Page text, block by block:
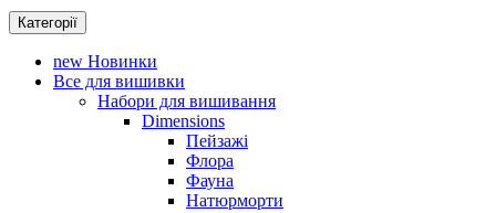
Категорії
new Новинки
Все для вишивки
Набори для вишивання
Dimensions
Пейзажі
Флора
Фауна
Натюрморти